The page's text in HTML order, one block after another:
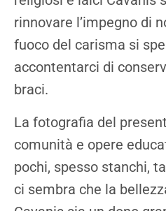
rinnovare l’impegno di
fuoco del carisma si
accontentarci di
braci.
La fotografia del
comunità e opere
pochi, spesso stanchi,
ci sembra che la